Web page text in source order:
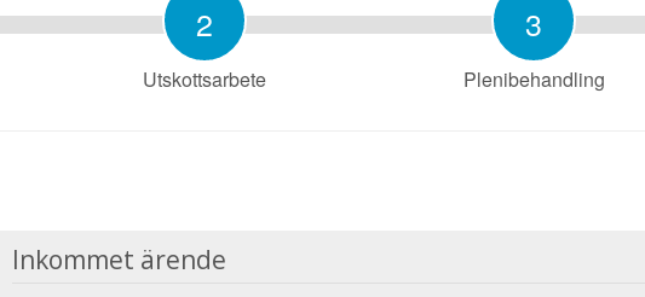
2
Utskottsarbete
3
Plenibehandling
Inkommet ärende